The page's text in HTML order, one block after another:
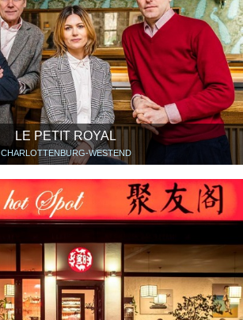
LE PETIT ROYAL
CHARLOTTENBURG-WESTEND